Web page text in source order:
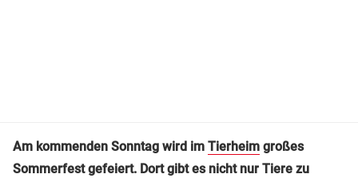
Am kommenden Sonntag wird im Tierheim großes
Sommerfest gefeiert. Dort gibt es nicht nur Tiere zu